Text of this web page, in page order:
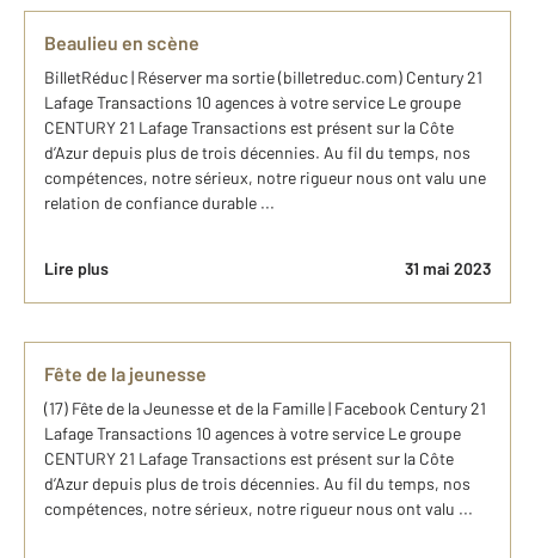
Beaulieu en scène
BilletRéduc | Réserver ma sortie (billetreduc.com) Century 21
Lafage Transactions 10 agences à votre service Le groupe
CENTURY 21 Lafage Transactions est présent sur la Côte
d’Azur depuis plus de trois décennies. Au fil du temps, nos
compétences, notre sérieux, notre rigueur nous ont valu une
relation de confiance durable ...
Lire plus 31 mai 2023
Fête de la jeunesse
(17) Fête de la Jeunesse et de la Famille | Facebook Century 21
Lafage Transactions 10 agences à votre service Le groupe
CENTURY 21 Lafage Transactions est présent sur la Côte
d’Azur depuis plus de trois décennies. Au fil du temps, nos
compétences, notre sérieux, notre rigueur nous ont valu ...